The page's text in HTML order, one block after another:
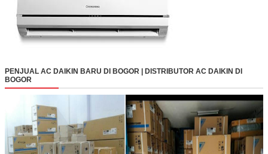
PENJUAL AC DAIKIN BARU DI BOGOR | DISTRIBUTOR AC DAIKIN DI
BOGOR